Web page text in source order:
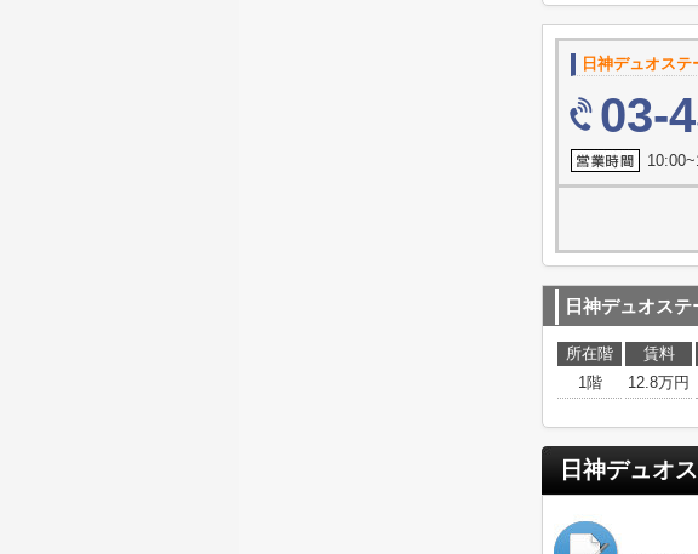
日神デュオス
03-
日神デュオス
所在階 賃料
1階
12.8万円
日神デュオ